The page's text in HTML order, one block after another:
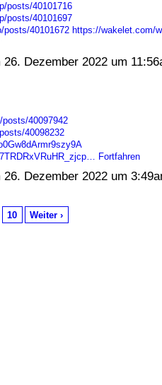
posts/40101716
posts/40101697
posts/40101672 https://wakelet.com/
Dezember 2022 um
40097942
40098232
Fortfahren
Dezember 2022 um
10 Weiter ›